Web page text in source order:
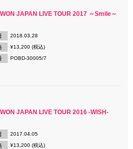
JAPAN LIVE TOUR 2017 ～Smile～
2018.03.28
¥13,200 (税込)
POBD-30005/7
JAPAN LIVE TOUR 2016 -WISH-
2017.04.05
¥13,200 (税込)